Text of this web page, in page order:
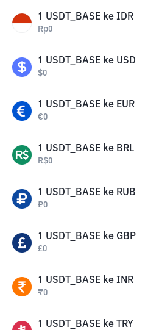
1 USDT_BASE ke IDR
Rp0
1 USDT_BASE ke USD
$0
1 USDT_BASE ke EUR
€0
1 USDT_BASE ke BRL
R$0
1 USDT_BASE ke RUB
₽0
1 USDT_BASE ke GBP
£0
1 USDT_BASE ke INR
₹0
1 USDT_BASE ke TRY